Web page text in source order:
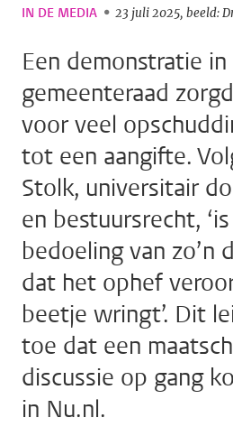
IN DE MEDIA 23 juli 2025 beeld:
Een demonstratie
gemeenteraad
voor veel
tot een aangifte.
Stolk, universitair
en bestuursrecht,
bedoeling van zo’n
dat het ophef
beetje wringt’. Dit
toe dat een
discussie op gang
in Nu.nl.